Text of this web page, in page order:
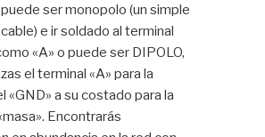
ser monopolo (un simple
e ir soldado al terminal
«A» o puede ser DIPOLO,
el terminal «A» para la
«GND» a su costado para la
Encontrarás